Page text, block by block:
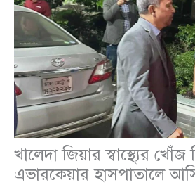
খালেদা জিয়ার স্বাস্থ্যের
এভারকেয়ার হাসপাতালে